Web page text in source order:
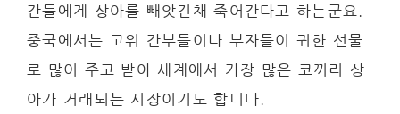
간들에게 상아를 빼앗긴채 죽어간다고 하는군요.
중국에서는 고위 간부들이나 부자들이 귀한 선물
로 많이 주고 받아 세계에서 가장 많은 코끼리 상
아가 거래되는 시장이기도 합니다.